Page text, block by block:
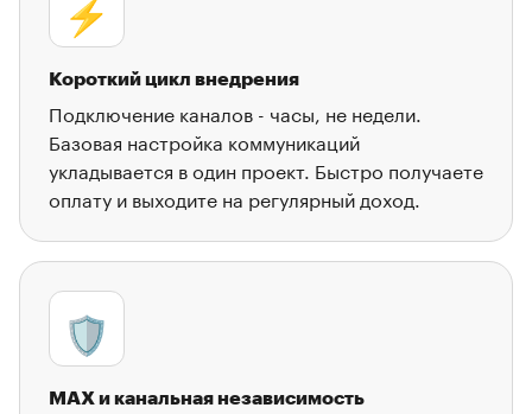
Короткий цикл внедрения
Подключение каналов - часы, не недели.
Базовая настройка коммуникаций
укладывается в один проект. Быстро получаете
оплату и выходите на регулярный доход.
🛡️
MAX и канальная независимость